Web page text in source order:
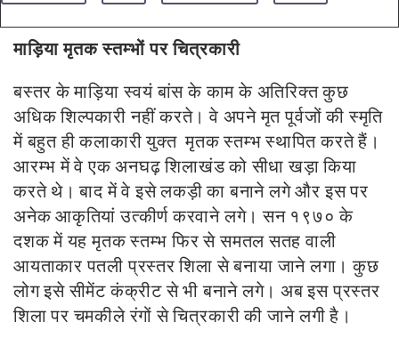
माड़िया मृतक स्तम्भों पर चित्रकारी
बस्तर के माड़िया स्वयं बांस के काम के अतिरिक्त कुछ
अधिक शिल्पकारी नहीं करते। वे अपने मृत पूर्वजों की स्मृति
में बहुत ही कलाकारी युक्त मृतक स्तम्भ स्थापित करते हैं।
आरम्भ में वे एक अनघढ़ शिलाखंड को सीधा खड़ा किया
करते थे। बाद में वे इसे लकड़ी का बनाने लगे और इस पर
अनेक आकृतियां उत्कीर्ण करवाने लगे। सन १९७० के
दशक में यह मृतक स्तम्भ फिर से समतल सतह वाली
आयताकार पतली प्रस्तर शिला से बनाया जाने लगा। कुछ
लोग इसे सीमेंट कंक्रीट से भी बनाने लगे। अब इस प्रस्तर
शिला पर चमकीले रंगों से चित्रकारी की जाने लगी है।